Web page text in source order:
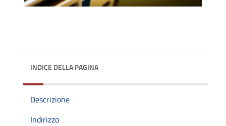
INDICE DELLA PAGINA
Descrizione
Indirizzo